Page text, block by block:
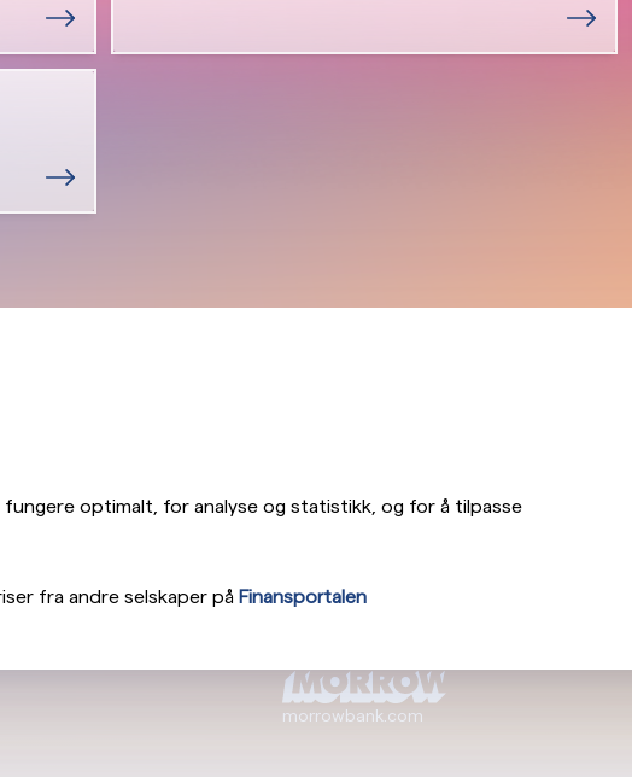
optimalt, for analyse og statistikk, og for å tilpasse
fra andre selskaper på Finansportalen
morrowbank.com